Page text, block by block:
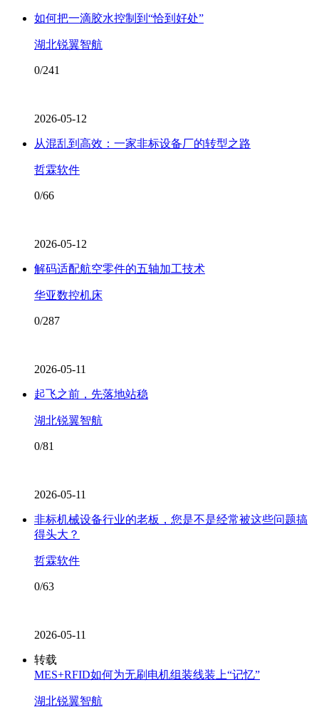
如何把一滴胶水控制到“恰到好处”
湖北锐翼智航
0/241
2026-05-12
从混乱到高效：一家非标设备厂的转型之路
哲霖软件
0/66
2026-05-12
解码适配航空零件的五轴加工技术
华亚数控机床
0/287
2026-05-11
起飞之前，先落地站稳
湖北锐翼智航
0/81
2026-05-11
非标机械设备行业的老板，您是不是经常被这些问题搞
得头大？
哲霖软件
0/63
2026-05-11
转载
MES+RFID如何为无刷电机组装线装上“记忆”
湖北锐翼智航